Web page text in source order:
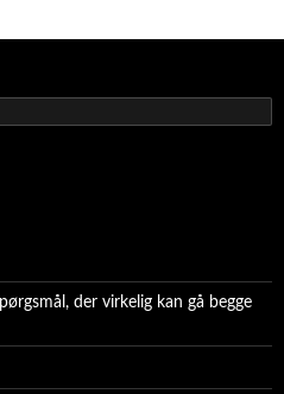
der virkelig kan gå begge